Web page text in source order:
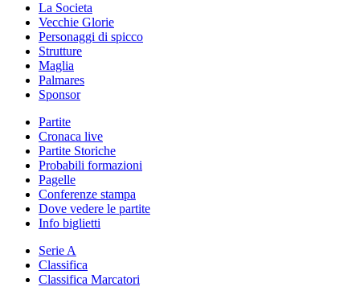
La Societa
Vecchie Glorie
Personaggi di spicco
Strutture
Maglia
Palmares
Sponsor
Partite
Cronaca live
Partite Storiche
Probabili formazioni
Pagelle
Conferenze stampa
Dove vedere le partite
Info biglietti
Serie A
Classifica
Classifica Marcatori